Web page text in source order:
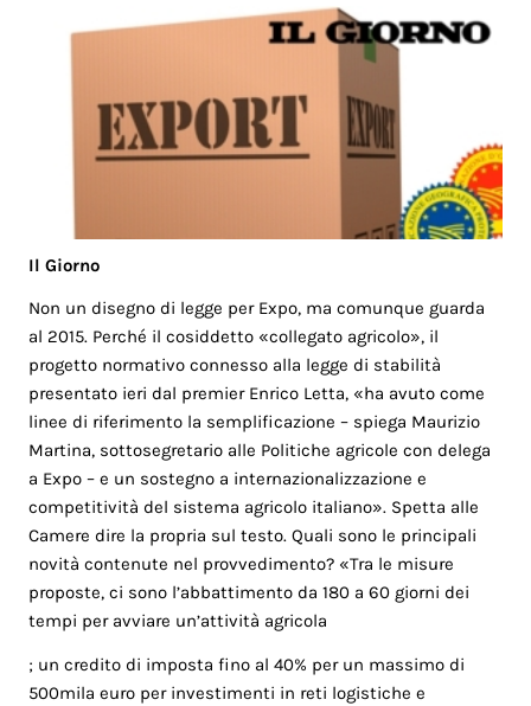
Il Giorno
Non un disegno di legge per Expo, ma comunque guarda
al 2015. Perché il cosiddetto «collegato agricolo», il
progetto normativo connesso alla legge di stabilità
presentato ieri dal premier Enrico Letta, «ha avuto come
linee di riferimento la semplificazione – spiega Maurizio
Martina, sottosegretario alle Politiche agricole con delega
a Expo – e un sostegno a internazionalizzazione e
competitività del sistema agricolo italiano». Spetta alle
Camere dire la propria sul testo. Quali sono le principali
novità contenute nel provvedimento? «Tra le misure
proposte, ci sono l’abbattimento da 180 a 60 giorni dei
tempi per avviare un’attività agricola
; un credito di imposta fino al 40% per un massimo di
500mila euro per investimenti in reti logistiche e